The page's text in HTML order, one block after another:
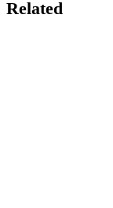
Related